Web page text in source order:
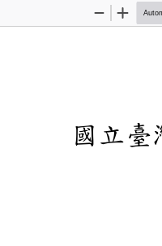
Zoom
Zoom
國